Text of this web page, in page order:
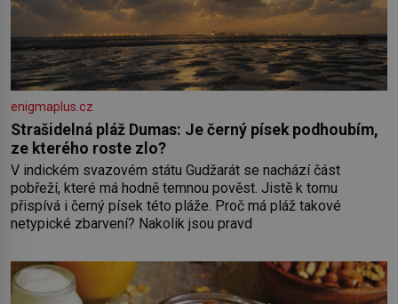
enigmaplus.cz
Strašidelná pláž Dumas: Je černý písek podhoubím,
ze kterého roste zlo?
V indickém svazovém státu Gudžarát se nachází část
pobřeží, které má hodně temnou pověst. Jistě k tomu
přispívá i černý písek této pláže. Proč má pláž takové
netypické zbarvení? Nakolik jsou pravd